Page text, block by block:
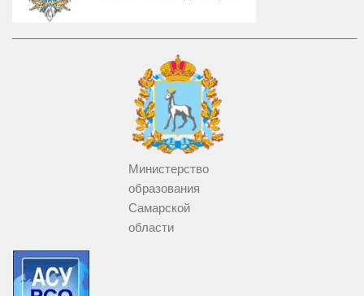
Министерство
образования
Самарской
области